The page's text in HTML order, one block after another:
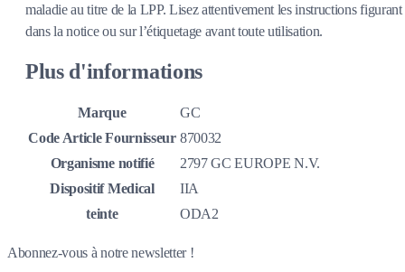
maladie au titre de la LPP. Lisez attentivement les instructions figurant
dans la notice ou sur l’étiquetage avant toute utilisation.
Plus d'informations
Marque
GC
Code Article Fournisseur 870032
Organisme notifié
2797 GC EUROPE N.V.
Dispositif Medical
IIA
teinte
ODA2
Abonnez-vous à notre newsletter !